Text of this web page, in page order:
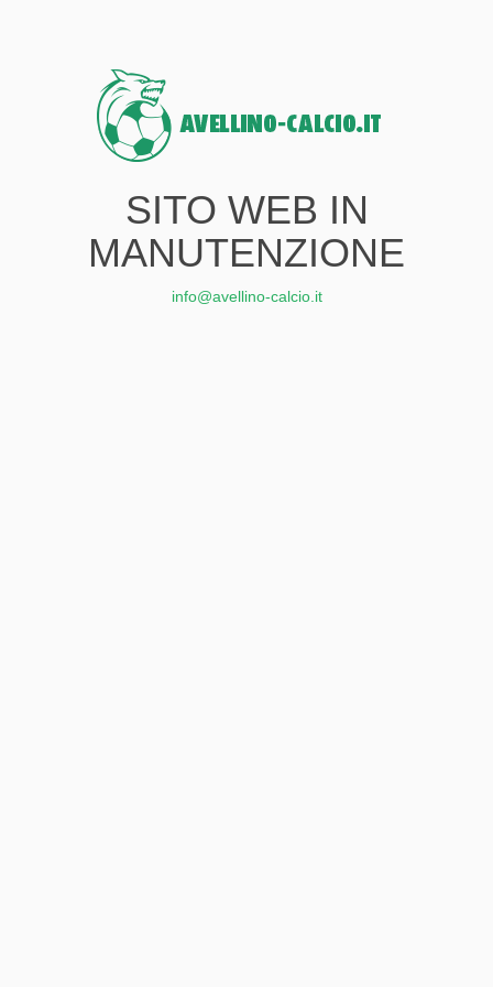
SITO WEB IN
MANUTENZIONE
info@avellino-calcio.it